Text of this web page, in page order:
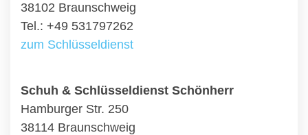
38102 Braunschweig
Tel.: +49 531797262
zum Schlüsseldienst
Schuh & Schlüsseldienst Schönherr
Hamburger Str. 250
38114 Braunschweig